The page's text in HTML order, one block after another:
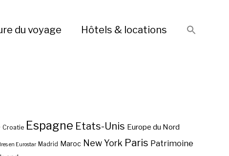
du voyage Hôtels & locations
Croatie Espagne Etats-Unis Europe du Nord
en Eurostar Madrid Maroc New York Paris Patrimoine